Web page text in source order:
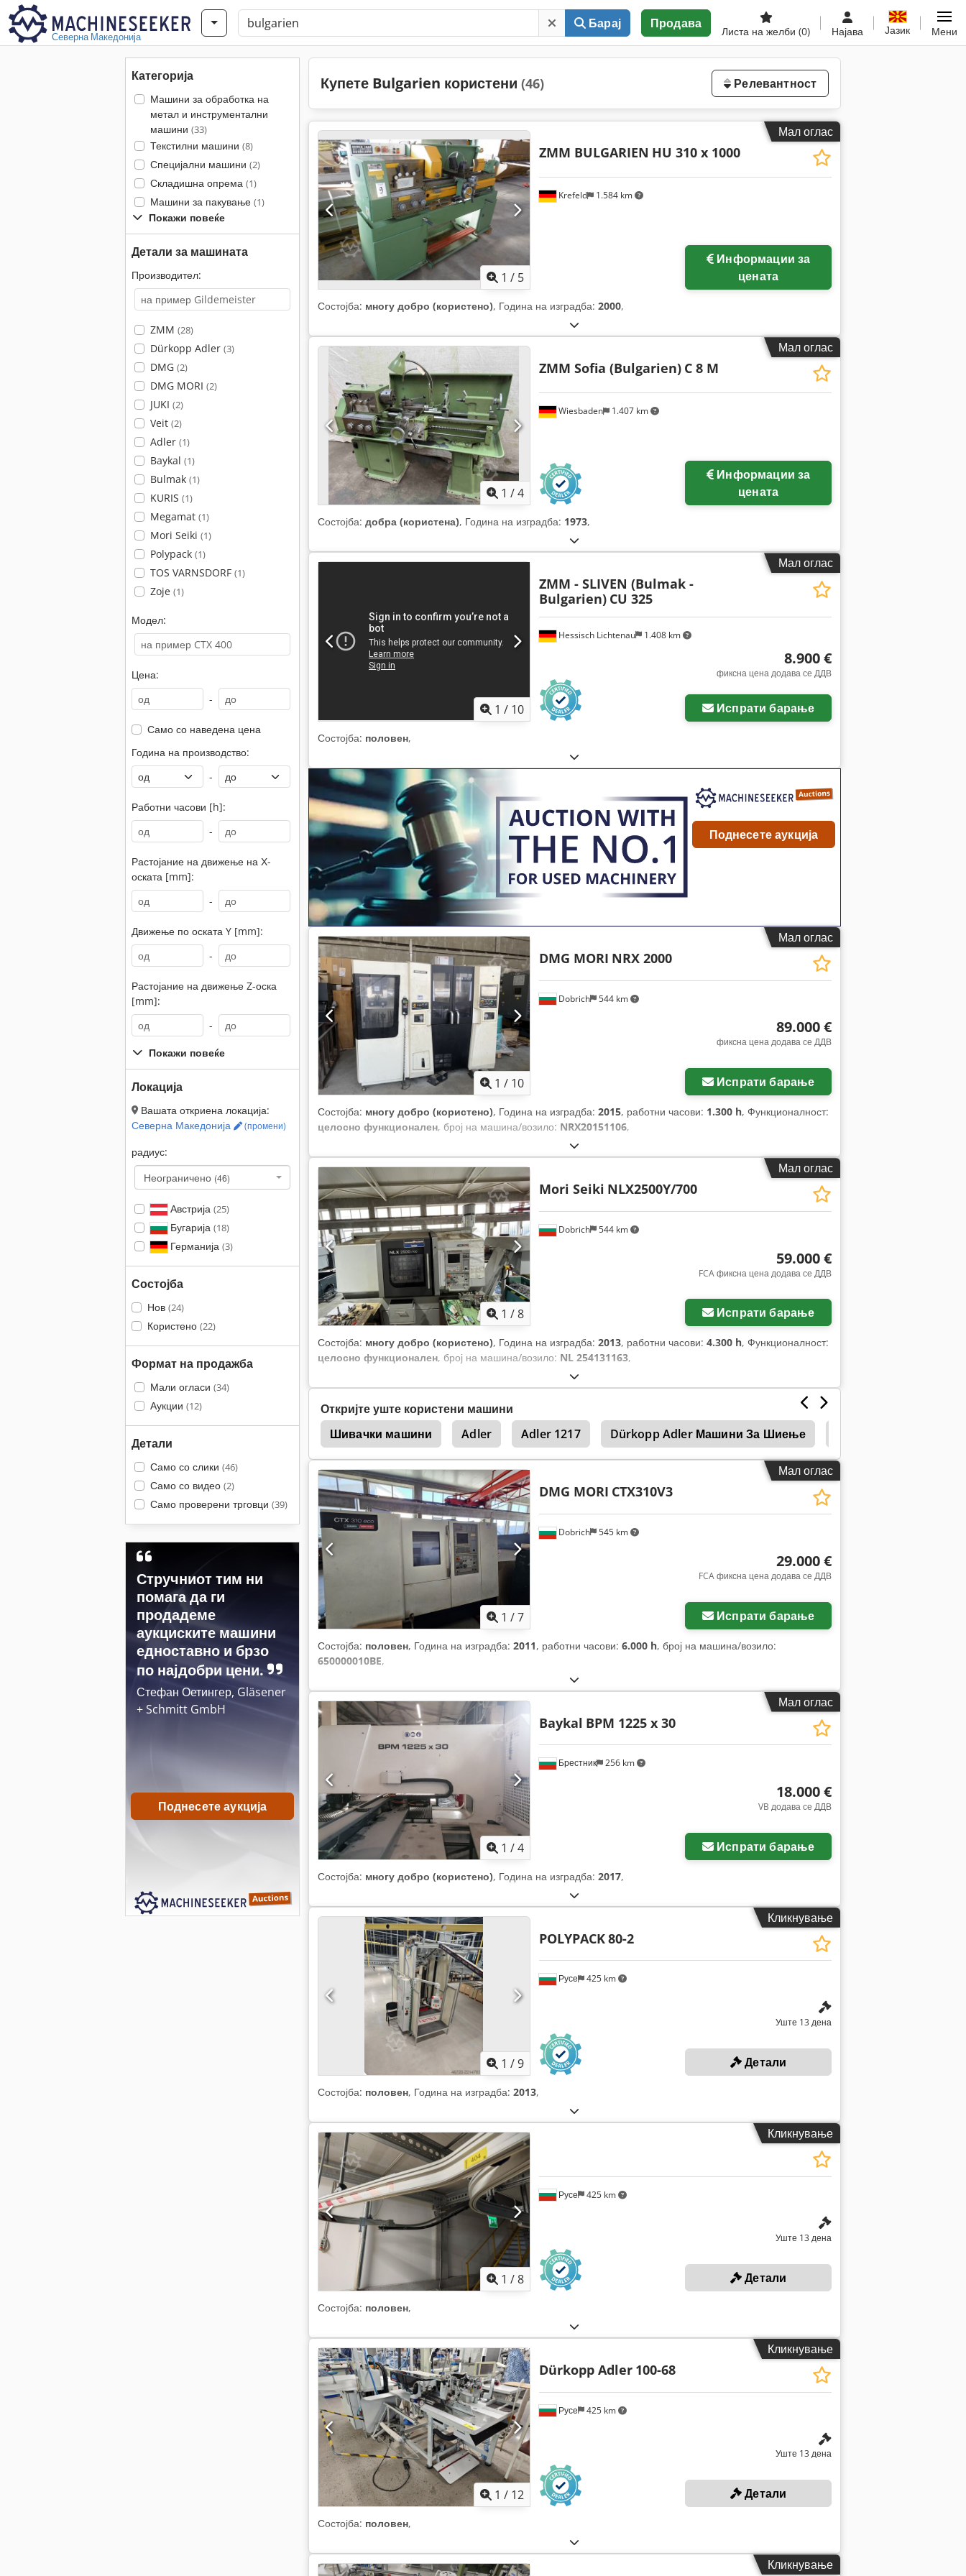
Северна Македонија
Барај Продава
Листа на желби (0) Најава Јазик Мени
Категорија
Машини за обработка на
метал и инструментални
машини (33)
Текстилни машини (8)
Специјални машини (2)
Складишна опрема (1)
Машини за пакување (1)
Покажи повеќе
Детали за машината
Производител:
ZMM (28)
Dürkopp Adler (3)
DMG (2)
DMG MORI (2)
JUKI (2)
Veit (2)
Adler (1)
Baykal (1)
Bulmak (1)
KURIS (1)
Megamat (1)
Mori Seiki (1)
Polypack (1)
TOS VARNSDORF (1)
Zoje (1)
Модел:
Цена:
-
Само со наведена цена
Година на производство:
-
Работни часови [h]:
-
Растојание на движење на Х-
оската [mm]:
-
Движење по оската Y [mm]:
-
Растојание на движење Z-оска
[mm]:
-
Покажи повеќе
Локација
Вашата откриена локација:
Северна Македонија
(промени)
радиус:
Неограничено (46)
Австрија (25)
Бугарија (18)
Германија (3)
Состојба
Нов (24)
Користено (22)
Формат на продажба
Мали огласи (34)
Аукции (12)
Детали
Само со слики (46)
Само со видео (2)
Само проверени трговци (39)
Стручниот тим ни
помага да ги
продадеме
аукциските машини
едноставно и брзо
по најдобри цени.
Стефан Оетингер, Gläsener
+ Schmitt GmbH
Поднесете аукција
Купете Bulgarien користени (46) Релевантност
Мал оглас
1 / 5
Krefeld 1.584 km
ZMM BULGARIEN HU 310 x 1000
цената
Состојба: многу добро (користено), Година на изградба: 2000,
Мал оглас
1 /4
Wiesbaden 1.407 km
ZMM Sofia (Bulgarien) C 8 M
цената
Состојба: добра (користена), Година на изградба: 1973,
Мал оглас
1 / 10
Hessisch Lichtenau 1.408 km
ZMM - SLIVEN (Bulmak -
Bulgarien) CU 325
8.900 €
фиксна цена додава се ДДВ
Испрати барање
Состојба: половен,
Поднесете аукција
Мал оглас
1 / 10
Dobrich 544 km
DMG MORI NRX 2000
89.000 €
фиксна цена додава се ДДВ
Испрати барање
Состојба: многу добро (користено), Година на изградба: 2015, работни часови: 1.300 h, Функционалност:
целосно функционален, број на машина/возило: NRX20151106,
Мал оглас
1 /8
Dobrich 544 km
Mori Seiki NLX2500Y/700
59.000 €
FCA фиксна цена додава се ДДВ
Испрати барање
Состојба: многу добро (користено), Година на изградба: 2013, работни часови: 4.300 h, Функционалност:
целосно функционален, број на машина/возило: NL 254131163,
Откријте уште користени машини
Шивачки машини
Adler Adler 1217 Dürkopp Adler Машини За Шиење
Мал оглас
1 /7
Dobrich 545 km
DMG MORI CTX310V3
29.000 €
FCA фиксна цена додава се ДДВ
Испрати барање
Состојба: половен, Година на изградба: 2011, работни часови: 6.000 h, број на машина/возило:
650000010BE,
Мал оглас
1 /4
Брестник 256 km
Baykal BPM 1225 x 30
18.000 €
VB додава се ДДВ
Испрати барање
Состојба: многу добро (користено), Година на изградба: 2017,
Кликнување
1 /9
Русе 425 km
POLYPACK80-2
Уште 13 дена
Детали
Состојба: половен, Година на изградба: 2013,
Кликнување
1 /8
Русе 425 km
Уште 13 дена
Детали
Состојба: половен,
Кликнување
1 / 12
Русе 425 km
Dürkopp Adler 100-68
Уште 13 дена
Детали
Состојба: половен,
Кликнување